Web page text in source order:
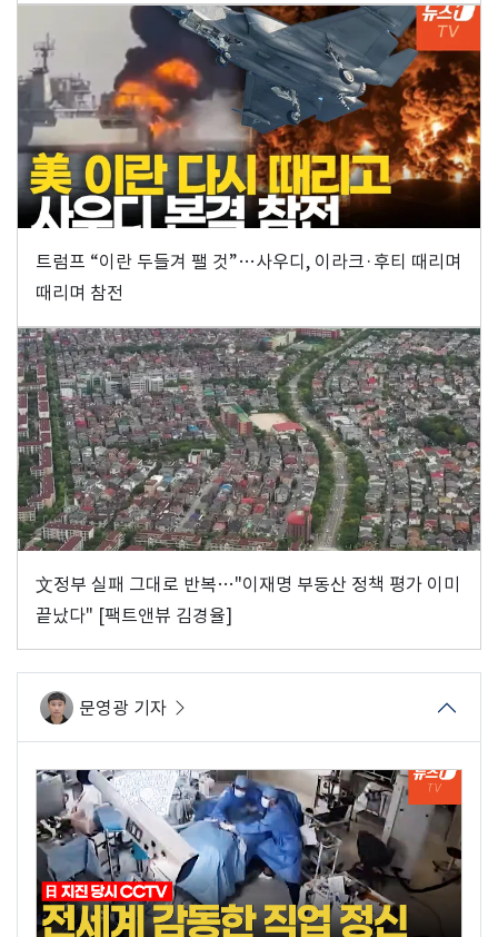
트럼프 “이란 두들겨 팰 것”…사우디, 이라크·후티 때리며
때리며 참전
文정부 실패 그대로 반복…"이재명 부동산 정책 평가 이미
끝났다" [팩트앤뷰 김경율]
문영광 기자